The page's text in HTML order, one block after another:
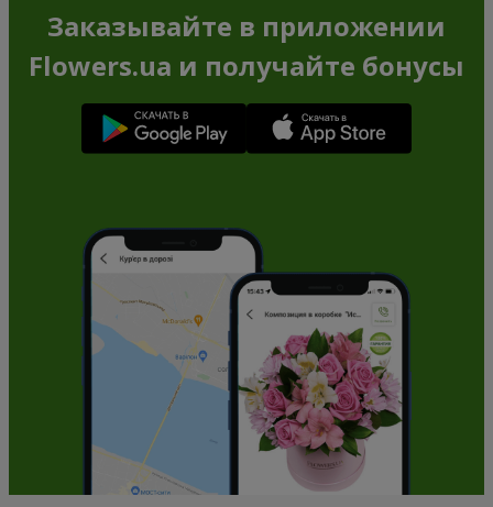
Заказывайте в приложении
Flowers.ua и получайте бонусы